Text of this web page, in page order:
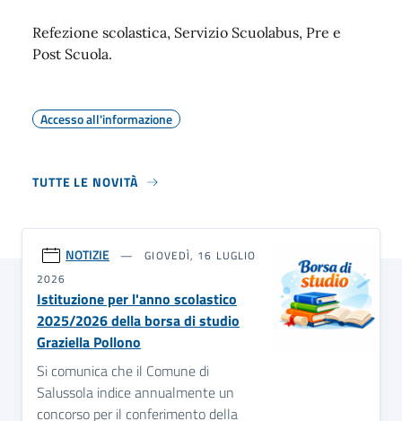
Refezione scolastica, Servizio Scuolabus, Pre e
Post Scuola.
Accesso all'informazione
TUTTE LE NOVITÀ
NOTIZIE
GIOVEDÌ, 16 LUGLIO
2026
Istituzione per l'anno scolastico
2025/2026 della borsa di studio
Graziella Pollono
Si comunica che il Comune di
Salussola indice annualmente un
concorso per il conferimento della